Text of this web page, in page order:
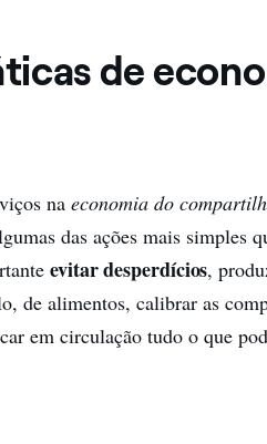
de
naeconomia do
das ações mais simples
evitar desperdícios,
de alimentos, calibrar as
em circulação tudo o que